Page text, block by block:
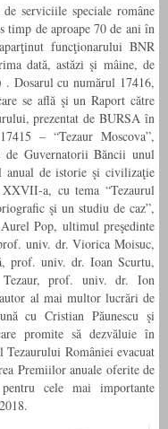
serviciile speciale române
timp de aproape 70 de ani în
funcţionarului BNR
dată, astăzi şi mâine, de
. Dosarul cu numărul 17416,
se află şi un Raport către
prezentat de BURSA în
– “Tezaur Moscova”,
de Guvernatorii Băncii unul
anual de istorie şi civilizaţie
XXVII-a, cu tema “Tezaurul
şi un studiu de caz”,
Pop, ultimul preşedinte
univ. dr. Viorica Moisuc,
prof. univ. dr. Ioan Scurtu,
prof. univ. dr. Ion
al mai multor lucrări de
cu Cristian Păunescu şi
promite să dezvăluie în
României evacuat
Premiilor anuale oferite de
cele mai importante